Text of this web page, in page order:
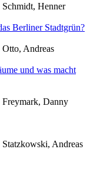
Henner
Berliner Stadtgrün?
Andreas
und was macht
Freymark, Danny
Andreas